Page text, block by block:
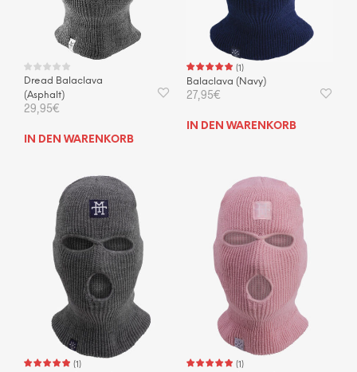
Dread Balaclava
(Asphalt)
29,95€
IN DEN WARENKORB
(1)
Balaclava (Navy)
27,95€
IN DEN WARENKORB
(1) (1)